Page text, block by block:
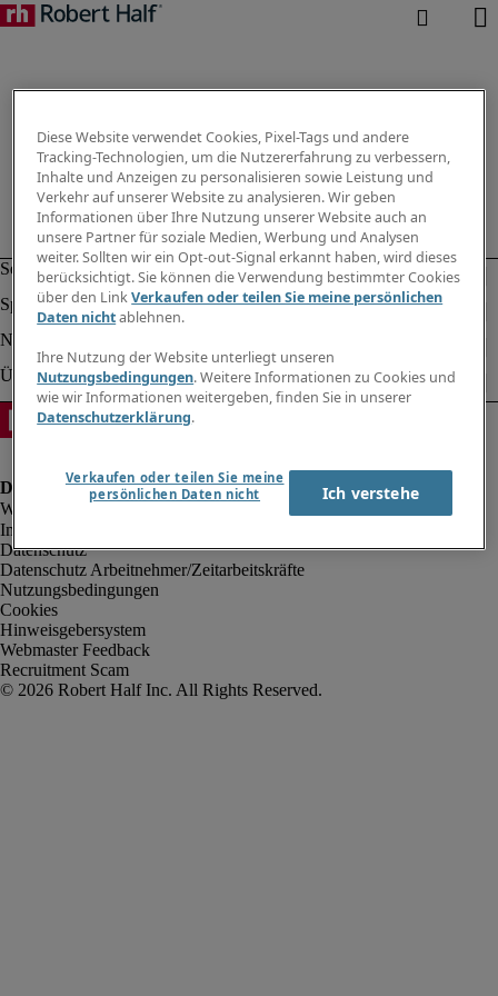
Impressum
Datenschutz
Datenschutz Arbeitnehmer/Zeitarbeitskräfte
Nutzungsbedingungen
Cookies
Hinweisgebersystem
Webmaster Feedback
Recruitment Scam
Diese Website verwendet Cookies, Pixel-Tags und andere
Tracking-Technologien, um die Nutzererfahrung zu verbessern,
Inhalte und Anzeigen zu personalisieren sowie Leistung und
Verkehr auf unserer Website zu analysieren. Wir geben
Informationen über Ihre Nutzung unserer Website auch an
unsere Partner für soziale Medien, Werbung und Analysen
weiter. Sollten wir ein Opt-out-Signal erkannt haben, wird dieses
berücksichtigt. Sie können die Verwendung bestimmter Cookies
über den LinkVerkaufen oder teilen Sie meine persönlichen
Daten nichtablehnen.
Ihre Nutzung der Website unterliegt unseren
Nutzungsbedingungen. Weitere Informationen zu Cookies und
wie wir Informationen weitergeben, finden Sie in unserer
Datenschutzerklärung.
Verkaufen oder teilen Sie meine
persönlichen Daten nicht
Ich verstehe